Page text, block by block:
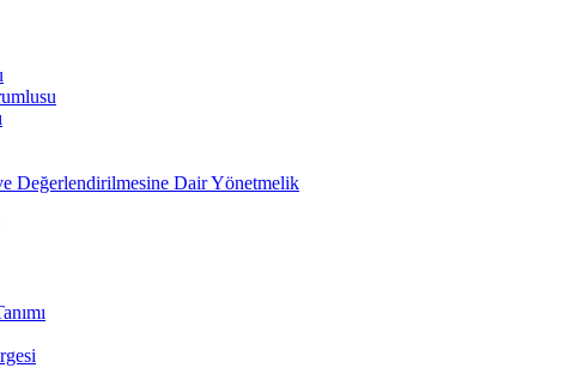
Değerlendirilmesine Dair Yönetmelik